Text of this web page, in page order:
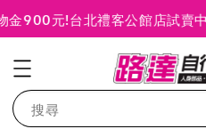
900元!台北禮客公館店試賣中~
搜尋